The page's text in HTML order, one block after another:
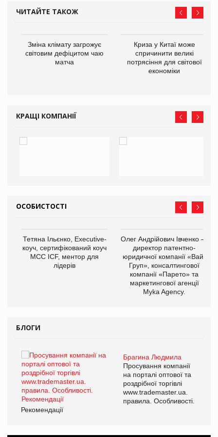
ЧИТАЙТЕ ТАКОЖ
Зміна клімату загрожує
світовим дефіцитом чаю
матча
Криза у Китаї може
спричинити великі
потрясіння для світової
економіки
КРАЩІ КОМПАНІЇ
ОСОБИСТОСТІ
Тетяна Ільєнко, Executive-
коуч, сертифікований коуч
МСС ICF, ментор для
лідерів
Олег Андрійович Івченко —
директор патентно-
юридичної компанії «Вайз
Груп», консалтингової
компанії «Парето» та
маркетингової агенції
Myka Agency.
БЛОГИ
Брагина Людмила
Просування компанії
на порталі оптової та
роздрібної торгівлі
www.trademaster.ua.
правила. Особливості.
Рекомендації